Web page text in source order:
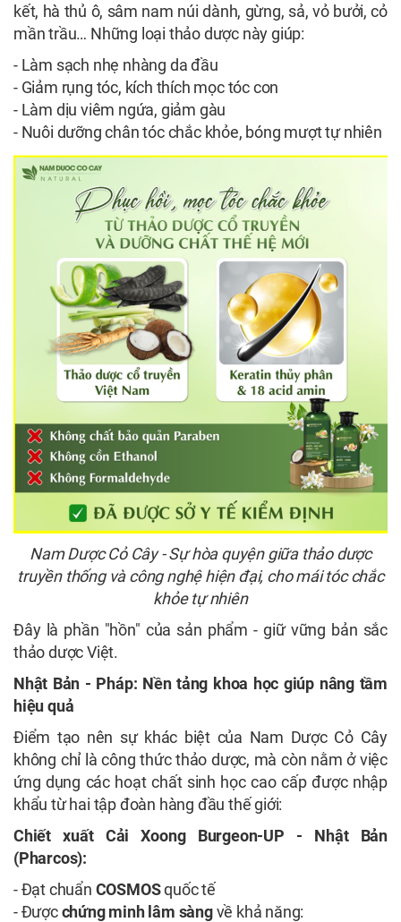
kết, hà thủ ô, sâm nam núi dành, gừng, sả, vỏ bưởi, cỏ
mần trầu… Những loại thảo dược này giúp:
- Làm sạch nhẹ nhàng da đầu
- Giảm rụng tóc, kích thích mọc tóc con
- Làm dịu viêm ngứa, giảm gàu
- Nuôi dưỡng chân tóc chắc khỏe, bóng mượt tự nhiên
Nam Dược Cỏ Cây - Sự hòa quyện giữa thảo dược
truyền thống và công nghệ hiện đại, cho mái tóc chắc
khỏe tự nhiên
Đây là phần "hồn" của sản phẩm - giữ vững bản sắc
thảo dược Việt.
Nhật Bản - Pháp: Nền tảng khoa học giúp nâng tầm
hiệu quả
Điểm tạo nên sự khác biệt của Nam Dược Cỏ Cây
không chỉ là công thức thảo dược, mà còn nằm ở việc
ứng dụng các hoạt chất sinh học cao cấp được nhập
khẩu từ hai tập đoàn hàng đầu thế giới:
Chiết xuất Cải Xoong Burgeon-UP - Nhật Bản
(Pharcos):
- Đạt chuẩn COSMOSquốc tế
- Đượcchứng minh lâm sàngvề khả năng: